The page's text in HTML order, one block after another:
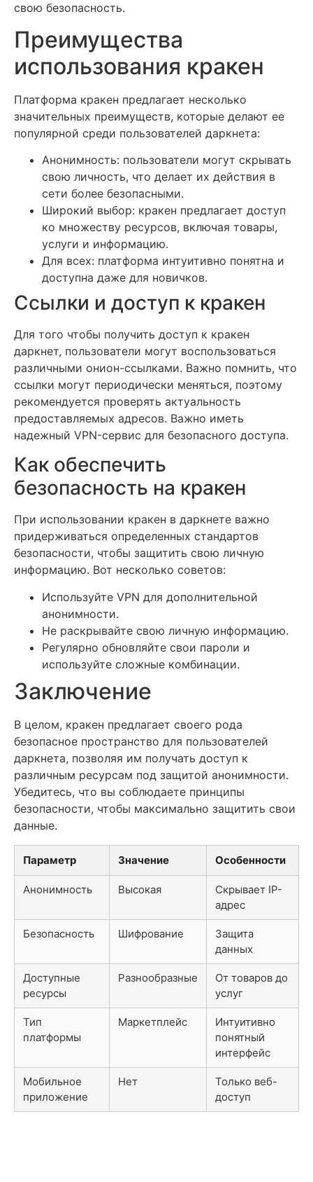
свою безопасность.
Преимущества
использования кракен
Платформа кракен предлагает несколько
значительных преимуществ, которые делают ее
популярной среди пользователей даркнета:
Анонимность: пользователи могут скрывать
свою личность, что делает их действия в
сети более безопасными.
Широкий выбор: кракен предлагает доступ
ко множеству ресурсов, включая товары,
услуги и информацию.
Для всех: платформа интуитивно понятна и
доступна даже для новичков.
Ссылки и доступ к кракен
Для того чтобы получить доступ к кракен
даркнет, пользователи могут воспользоваться
различными онион-ссылками. Важно помнить, что
ссылки могут периодически меняться, поэтому
рекомендуется проверять актуальность
предоставляемых адресов. Важно иметь
надежный VPN-сервис для безопасного доступа.
Как обеспечить
безопасность на кракен
При использовании кракен в даркнете важно
придерживаться определенных стандартов
безопасности, чтобы защитить свою личную
информацию. Вот несколько советов:
Используйте VPN для дополнительной
анонимности.
Не раскрывайте свою личную информацию.
Регулярно обновляйте свои пароли и
используйте сложные комбинации.
Заключение
В целом, кракен предлагает своего рода
безопасное пространство для пользователей
даркнета, позволяя им получать доступ к
различным ресурсам под защитой анонимности.
Убедитесь, что вы соблюдаете принципы
безопасности, чтобы максимально защитить свои
данные.
Параметр Значение Особенности
Анонимность Высокая
Скрывает IP-
адрес
Безопасность Шифрование
Защита
данных
Доступные
ресурсы
Разнообразные
От товаров до
услуг
Тип
платформы
Маркетплейс
Интуитивно
понятный
интерфейс
Мобильное
приложение
Нет
Только веб-
доступ